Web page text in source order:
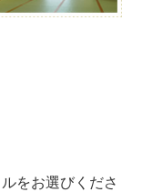
をお選びくださ